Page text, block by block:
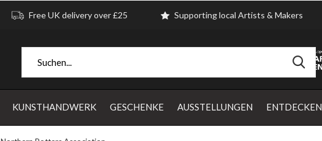
KUNSTHANDWERK GESCHENKE AUSSTELLUNGEN ENTDECKEN
Free UK delivery over £25 Supporting local Artists & Makers